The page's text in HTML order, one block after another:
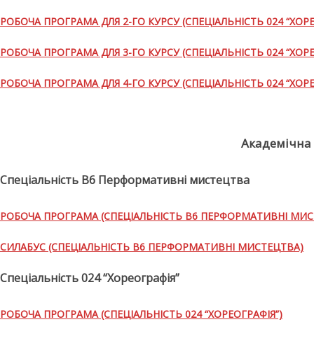
РОБОЧА ПРОГРАМА ДЛЯ 2-ГО КУРСУ (СПЕЦІАЛЬНІСТЬ 024
РОБОЧА ПРОГРАМА ДЛЯ 3-ГО КУРСУ (СПЕЦІАЛЬНІСТЬ 024
РОБОЧА ПРОГРАМА ДЛЯ 4-ГО КУРСУ (СПЕЦІАЛЬНІСТЬ 024
Спеціальність В6 Перформативні мистецтва
РОБОЧА ПРОГРАМА (СПЕЦІАЛЬНІСТЬ В6 ПЕРФОРМАТИВНІ
СИЛАБУС (СПЕЦІАЛЬНІСТЬ В6 ПЕРФОРМАТИВНІ МИСТЕЦТВА)
Спеціальність 024 “Хореографія”
РОБОЧА ПРОГРАМА (СПЕЦІАЛЬНІСТЬ 024 “ХОРЕОГРАФІЯ”)